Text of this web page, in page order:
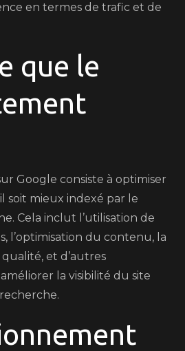
en termes de trafic et de
que le
Google consiste à optimiser
soit mieux indexé par le
Cela inclut l’utilisation de
l’optimisation du contenu, la
et d’autres
la visibilité du site